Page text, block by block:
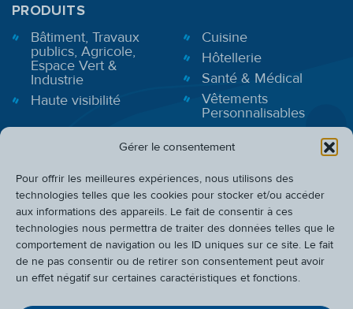
Gérer le consentement
Pour offrir les meilleures expériences, nous utilisons des
technologies telles que les cookies pour stocker et/ou accéder
aux informations des appareils. Le fait de consentir à ces
technologies nous permettra de traiter des données telles que le
comportement de navigation ou les ID uniques sur ce site. Le fait
de ne pas consentir ou de retirer son consentement peut avoir
un effet négatif sur certaines caractéristiques et fonctions.
PRODUITS
Bâtiment, Travaux
publics, Agricole,
Espace Vert &
Industrie
Haute visibilité
Cuisine
Hôtellerie
Santé & Médical
Vêtements
Personnalisables
INFOS PRATIQUES
CADEAUX
QUI SOMMES-NOUS ?
ATELIER